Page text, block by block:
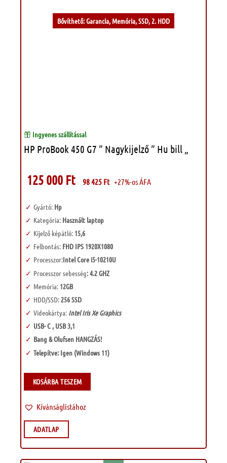
Bővíthető: Garancia, Memória, SSD, 2. HDD
Ingyenes szállítással
HP ProBook 450 G7 ” Nagykijelző ” Hu bill „
125 000 Ft 98 425 Ft +27%-os ÁFA
Gyártó: Hp
Kategória: Használt laptop
Kijelző képátló: 15,6
Felbontás: FHD IPS 1920X1080
Processzor:Intel Core i5-10210U
Processzor sebesség: 4.2 GHZ
Memória:12GB
HDD/SSD:256 SSD
Videokártya: Intel Iris Xe Graphics
USB- C , USB 3,1
Bang & Olufsen HANGZÁS!
Telepítve: Igen (Windows 11)
KOSÁRBA TESZEM
Kívánságlistához
ADATLAP